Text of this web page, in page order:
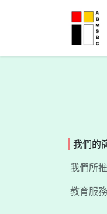
我們的
我們所
教育服務